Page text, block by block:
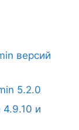
версий
5.2.0
4.9.10 и